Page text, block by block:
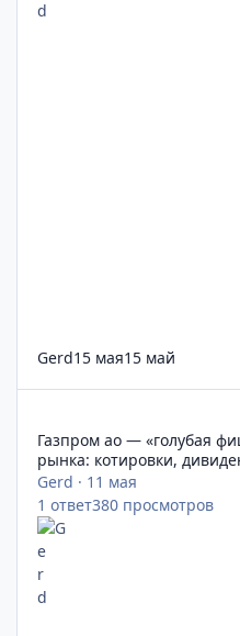
Gerd15 мая15 май
Газпром ао — «голубая
рынка: котировки,
Gerd · 11 мая
1 ответ380 просмотров